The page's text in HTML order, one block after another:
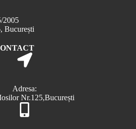
2005
București
Adresa:
Nr.125,București